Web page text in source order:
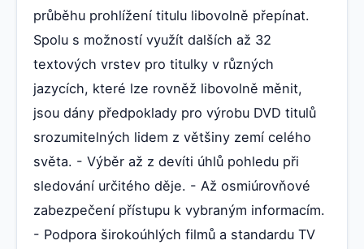
průběhu prohlížení titulu libovolně přepínat.
Spolu s možností využít dalších až 32
textových vrstev pro titulky v různých
jazycích, které lze rovněž libovolně měnit,
jsou dány předpoklady pro výrobu DVD titulů
srozumitelných lidem z většiny zemí celého
světa. - Výběr až z devíti úhlů pohledu při
sledování určitého děje. - Až osmiúrovňové
zabezpečení přístupu k vybraným informacím.
- Podpora širokoúhlých filmů a standardu TV